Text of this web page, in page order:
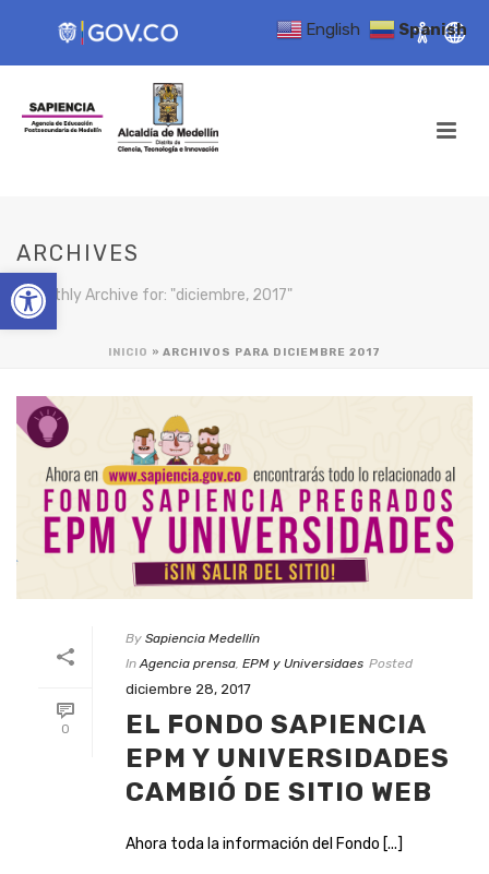
Open toolbar
ARCHIVES
Monthly Archive for: "diciembre, 2017"
INICIO » ARCHIVOS PARA DICIEMBRE 2017
0
By Sapiencia Medellín
In Agencia prensa EPM y Universidaes Posted
diciembre 28, 2017
EL FONDO SAPIENCIA
EPM Y UNIVERSIDADES
CAMBIÓ DE SITIO WEB
Ahora toda la información del Fondo [...]
English Spanish